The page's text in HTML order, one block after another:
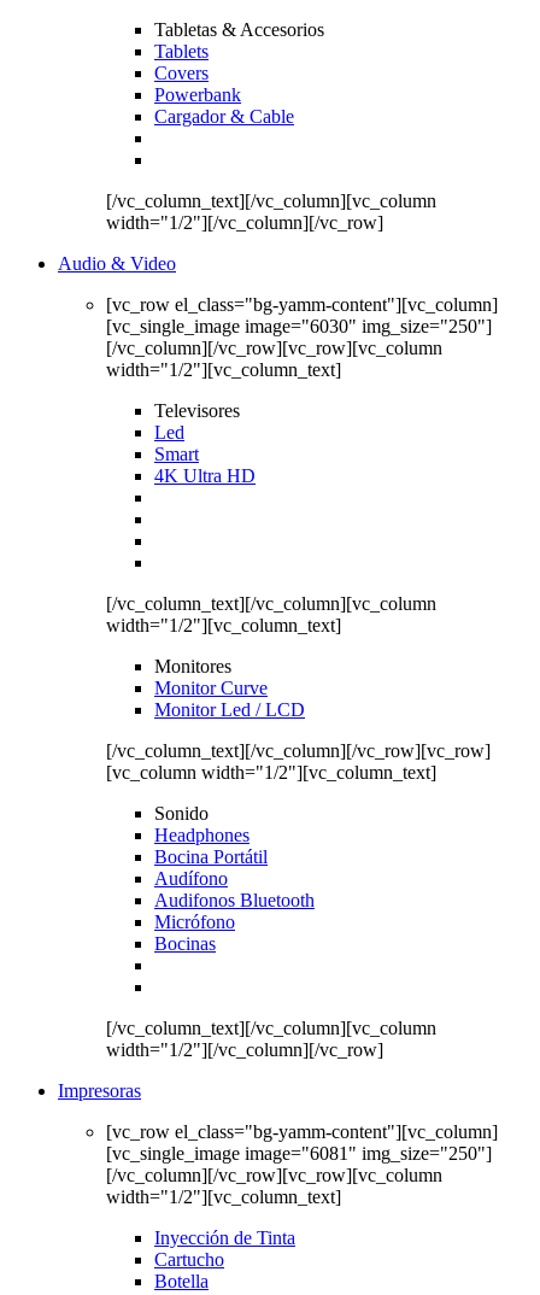
Tabletas & Accesorios
Tablets
Covers
Powerbank
Cargador & Cable
[/vc_column_text][/vc_column][vc_column
width="1/2"][/vc_column][/vc_row]
Audio & Video
[vc_row el_class="bg-yamm-content"][vc_column]
[vc_single_image image="6030" img_size="250"]
[/vc_column][/vc_row][vc_row][vc_column
width="1/2"][vc_column_text]
Televisores
Led
Smart
4K Ultra HD
[/vc_column_text][/vc_column][vc_column
width="1/2"][vc_column_text]
Monitores
Monitor Curve
Monitor Led / LCD
[/vc_column_text][/vc_column][/vc_row][vc_row]
[vc_column width="1/2"][vc_column_text]
Sonido
Headphones
Bocina Portátil
Audífono
Audifonos Bluetooth
Micrófono
Bocinas
[/vc_column_text][/vc_column][vc_column
width="1/2"][/vc_column][/vc_row]
Impresoras
[vc_row el_class="bg-yamm-content"][vc_column]
[vc_single_image image="6081" img_size="250"]
[/vc_column][/vc_row][vc_row][vc_column
width="1/2"][vc_column_text]
Inyección de Tinta
Cartucho
Botella